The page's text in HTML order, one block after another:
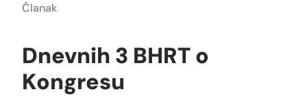
Članak
Dnevnih 3 BHRT o
Kongresu